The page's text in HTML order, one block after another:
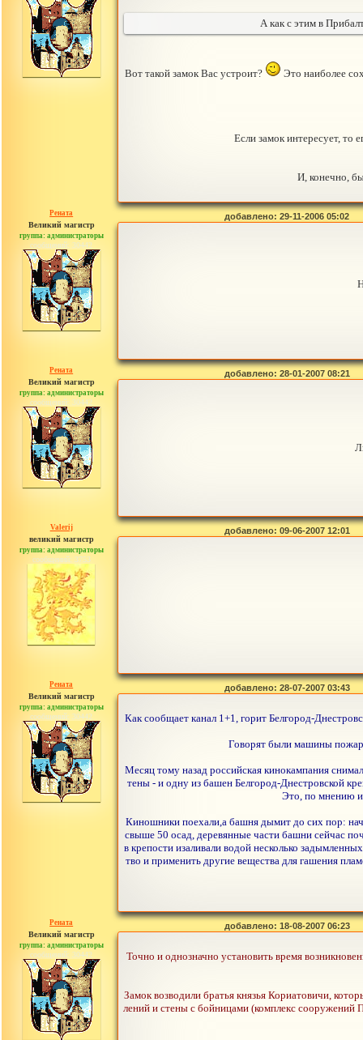
А как с этим в
Вот такой замок Вас устроит? Это наиболее
Если замок интересует, то
И, конечно,
Рената
Великий магистр
группа: администраторы
сообщений: 30442
добавлено: 29-11-2006 05:02
Рената
Великий магистр
группа: администраторы
сообщений: 30442
добавлено: 28-01-2007 08:21
Valerij
великий магистр
группа: администраторы
сообщений: 3753
добавлено: 09-06-2007 12:01
Рената
Великий магистр
группа: администраторы
сообщений: 30442
добавлено: 28-07-2007 03:43
Как сообщает канал 1+1, горит Белгород-
Говорят были машины
Месяц тому назад российская кинокампания
тены - и одну из башен Белгород-Днестровской
Это, по мнению
Киношники поехали,а башня дымит до сих пор:
свыше 50 осад, деревянные части башни сейчас
в крепости изаливали водой несколько
тво и применить другие вещества для гашения
Рената
Великий магистр
группа: администраторы
сообщений: 30442
добавлено: 18-08-2007 06:23
Точно и однозначно установить время
Замок возводили братья князья Кориатовичи,
лений и стены с бойницами (комплекс сооружений